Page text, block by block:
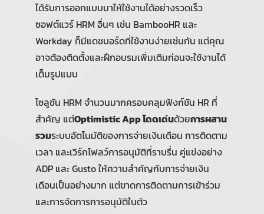
ได้รับการออกแบบมาให้ใช้งานได้อย่างรวดเร็ว
ซอฟต์แวร์ HRM อื่นๆ เช่น BambooHR และ
Workday ก็มีแดชบอร์ดที่ใช้งานง่ายเช่นกัน แต่คุณ
อาจต้องติดตั้งและฝึกอบรมเพิ่มเติมก่อนจะใช้งานได้
เต็มรูปแบบ
โซลูชัน HRM จำนวนมากครอบคลุมฟังก์ชัน HR ที่
สำคัญ แต่Optimistic App โดดเด่นด้วยการผสาน
รวมระบบอัตโนมัติของการจ่ายเงินเดือน การติดตาม
เวลา และเวิร์กโฟลว์การอนุมัติที่ราบรื่น คู่แข่งอย่าง
ADP และ Gusto ให้ความสำคัญกับการจ่ายเงิน
เดือนเป็นอย่างมาก แต่ขาดการติดตามการเข้าร่วม
และการจัดการการอนุมัติในตัว